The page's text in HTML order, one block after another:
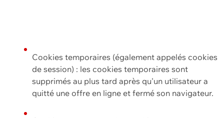
Cookies temporaires (également appelés cookies
de session) : les cookies temporaires sont
supprimés au plus tard après qu'un utilisateur a
quitté une offre en ligne et fermé son navigateur.